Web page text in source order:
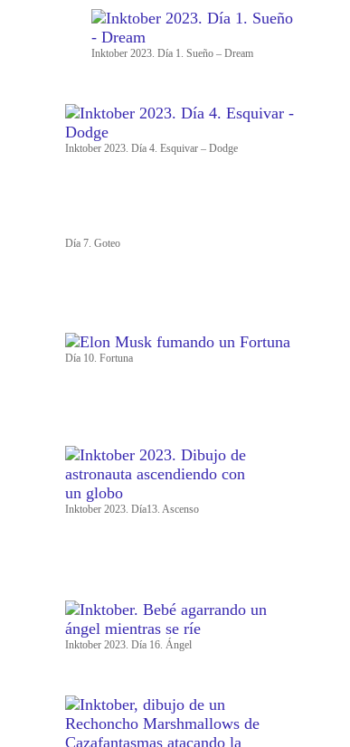
Inktober 2023. Día 1. Sueño – Dream
Inktober 2023. Día 4. Esquivar – Dodge
Día 7. Goteo
Día 10. Fortuna
Inktober 2023. Día13. Ascenso
Inktober 2023. Día 16. Ángel